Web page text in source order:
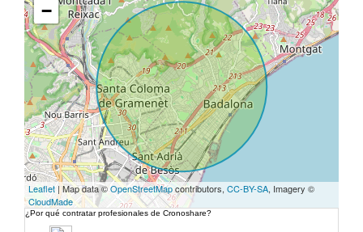
−
Leaflet | Map data ©OpenStreetMapcontributors, CC-BY-SA, Imagery ©
CloudMade
¿Por qué contratar profesionales de Cronoshare?